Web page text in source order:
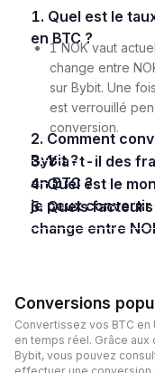
1. Quel est le taux de change actuel de NOK
en BTC ?
1 NOK vaut
change entre
sur Bybit. Une
est verrouillé
conversion.
2. Comment convertir des NOK en BTC sur
Bybit ?
3. Y a-t-il des frais pour convertir des NOK
en BTC ?
4. Quel est le montant minimum de NOK que
je peux convertir
5. Quels facteurs influencent le taux de
change entre
Conversions
Convertissez vos BTC en
en temps réel. Grâce
Bybit, vous pouvez